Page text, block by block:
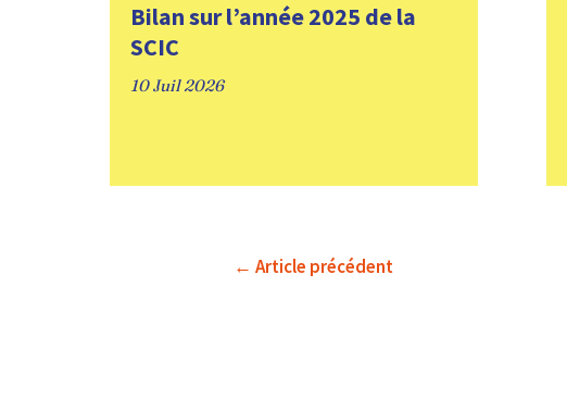
Bilan sur l’année 2025 de la
SCIC
10 Juil 2026
←Article précédent